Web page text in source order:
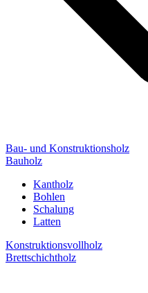
Bau- und Konstruktionsholz
Bauholz
Kantholz
Bohlen
Schalung
Latten
Konstruktionsvollholz
Brettschichtholz